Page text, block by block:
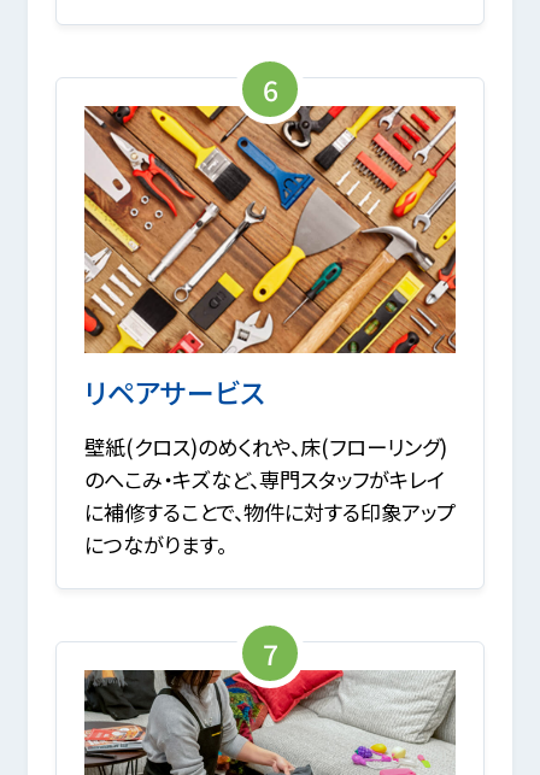
6
リペアサービス
壁紙(クロス)のめくれや、床(フローリング)
のへこみ・キズなど、専門スタッフがキレイ
に補修することで、物件に対する印象アップ
につながります。
7